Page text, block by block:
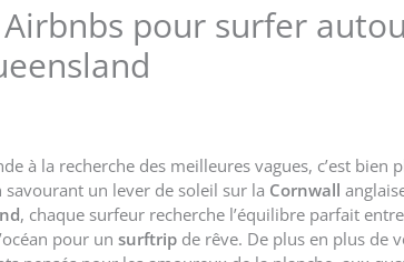
pour surfer
à la recherche des meilleures vagues, c’est bien
un lever de soleil sur la Cornwall
, chaque surfeur recherche l’équilibre parfait
pour un surftrip de rêve. De plus en plus de